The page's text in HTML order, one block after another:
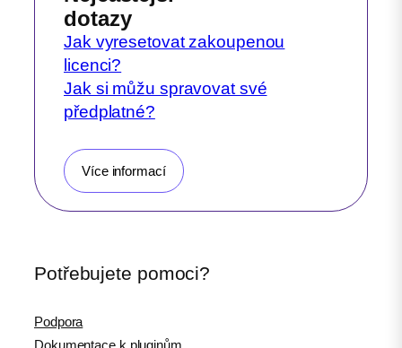
dotazy
Jak vyresetovat zakoupenou
licenci?
Jak si můžu spravovat své
předplatné?
Více informací
Potřebujete pomoci?
Podpora